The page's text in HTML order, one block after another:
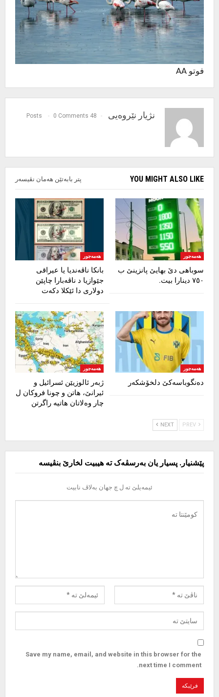
فوتو AA
نژیار نێروەیی 48 Posts
0 Comments
YOU MIGHT ALSO LIKE پتر بابەتێن هەمان نڤیسەر
هەمەجور
سوباهی دێ بهایێ پانزینێ ب
٧٥٠ دینارا بیت.
هەمەجور
بانکا ناڤەندیا یا عیراقی
جێوازیا د ناڤەبارا چاپێن
دولاری دا ئێکلا دکەت
هەمەجور
دەنگوباسەکێ دلخۆشکەر
هەمەجور
ژبەر ئالوزیێن ئسرائیل و
ئیرانێ، هاتن و چونا فروکان ل
چار وەلاتان هاتیە راگرتن
PREV
NEXT
پێشنیار. پسیار یان بەرسڤەک تە هیبیت لخارێ بنڤیسە
ئیمەیلێ تە ل چ جهان بەلاڤ نابیت
Save my name, email, and website in this browser for the
next time I comment.